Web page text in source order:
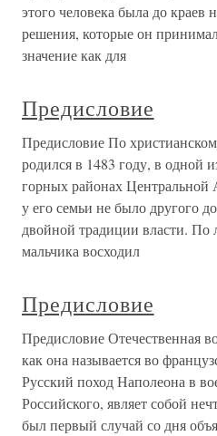
этого человека была до краев
решения, которые он
значение как для
Предисловие
Предисловие По
родился в 1483 году, в одной
горных районах
у его семьи не было другого
двойной традиции власти. По
мальчика восходил
Предисловие
Предисловие Отечественная
как она называется во
Русский поход Наполеона в
Российского, являет собой
был первый случай со дня